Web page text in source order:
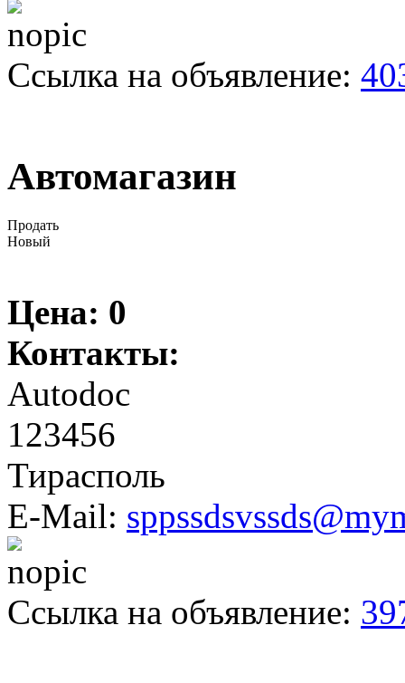
Ссылка на объявление:
Автомагазин
Продать
Новый
Цена: 0
Контакты:
Autodoc
123456
Тирасполь
E-Mail:
Ссылка на объявление: